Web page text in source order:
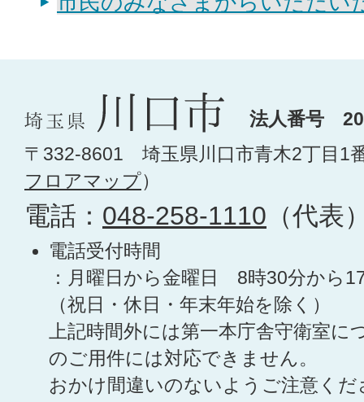
法人番号
〒332-8601 埼玉県川口市青木2丁目1
フロアマップ）
電話： 048-258-1110 （代表
電話受付時間
：月曜日から金曜日 8時30分から
（祝日・休日・年末年始を除く）
上記時間外には第一本庁舎守衛室に
のご用件には対応できません。
おかけ間違いのないようご注意くだ